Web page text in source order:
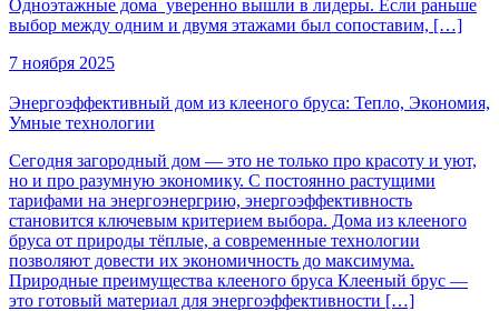
Одноэтажные дома уверенно вышли в лидеры. Если раньше
выбор между одним и двумя этажами был сопоставим, […]
7 ноября 2025
Энергоэффективный дом из клееного бруса: Тепло, Экономия,
Умные технологии
Сегодня загородный дом — это не только про красоту и уют,
но и про разумную экономику. С постоянно растущими
тарифами на энергоэнергрию, энергоэффективность
становится ключевым критерием выбора. Дома из клееного
бруса от природы тёплые, а современные технологии
позволяют довести их экономичность до максимума.
Природные преимущества клееного бруса Клееный брус —
это готовый материал для энергоэффективности […]